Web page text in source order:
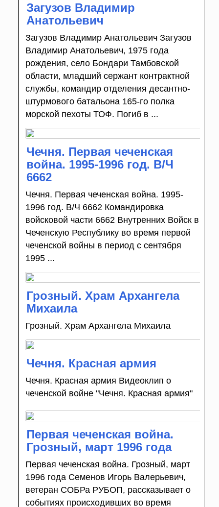
Загузов Владимир
Анатольевич
Загузов Владимир Анатольевич Загузов
Владимир Анатольевич, 1975 года
рождения, село Бондари Тамбовской
области, младший сержант контрактной
службы, командир отделения десантно-
штурмового батальона 165-го полка
морской пехоты ТОФ. Погиб в ...
Чечня. Первая чеченская
война. 1995-1996 год. В/Ч
6662
Чечня. Первая чеченская война. 1995-
1996 год. В/Ч 6662 Командировка
войсковой части 6662 Внутренних Войск в
Чеченскую Республику во время первой
чеченской войны в период с сентября
1995 ...
Грозный. Храм Архангела
Михаила
Грозный. Храм Архангела Михаила
Чечня. Красная армия
Чечня. Красная армия Видеоклип о
чеченской войне "Чечня. Красная армия"
Первая чеченская война.
Грозный, март 1996 года
Первая чеченская война. Грозный, март
1996 года Семенов Игорь Валерьевич,
ветеран СОБРа РУБОП, рассказывает о
событиях происходивших во время